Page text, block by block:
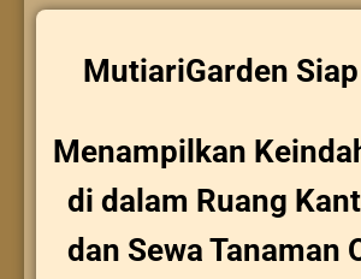
MutiariGarden
Menampilkan
di dalam Ruang
dan Sewa Tanaman